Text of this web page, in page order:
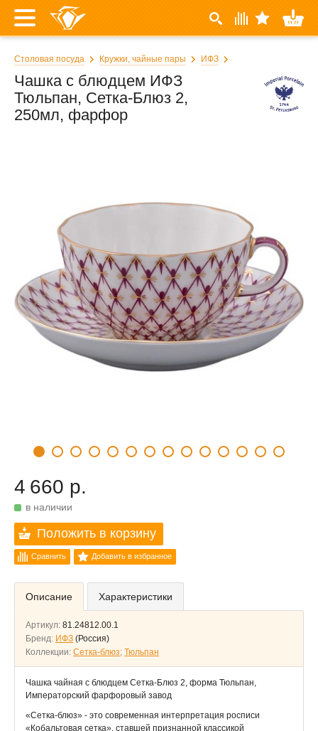
Столовая посуда Кружки, чайные пары ИФЗ
Чашка с блюдцем ИФЗ
Тюльпан, Сетка-Блюз 2,
250мл, фарфор
4 660 р.
в наличии
Положить в корзину
Сравнить Добавить в избранное
Описание Характеристики
Артикул: 81.24812.00.1
Бренд: ИФЗ (Россия)
Коллекции: Сетка-блюз; Тюльпан
Чашка чайная с блюдцем Сетка-Блюз 2, форма Тюльпан,
Императорский фарфоровый завод
«Сетка-блюз» - это современная интерпретация росписи
«Кобальтовая сетка», ставшей признанной классикой